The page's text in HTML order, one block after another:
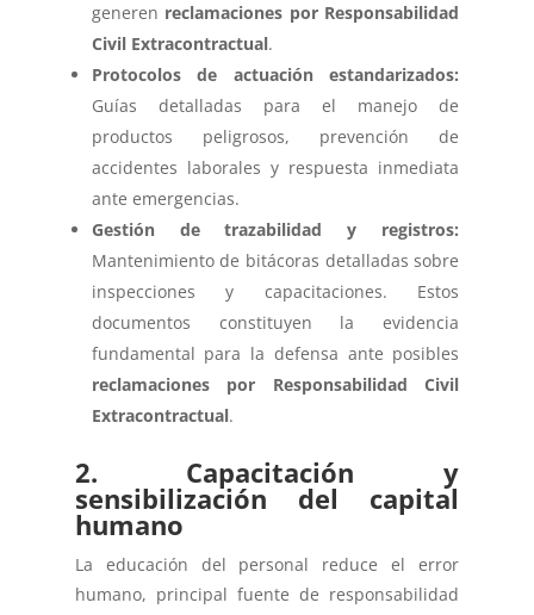
generen reclamaciones por Responsabilidad
Civil Extracontractual.
Protocolos de actuación estandarizados:
Guías detalladas para el manejo de
productos peligrosos, prevención de
accidentes laborales y respuesta inmediata
ante emergencias.
Gestión de trazabilidad y registros:
Mantenimiento de bitácoras detalladas sobre
inspecciones y capacitaciones. Estos
documentos constituyen la evidencia
fundamental para la defensa ante posibles
reclamaciones por Responsabilidad Civil
Extracontractual.
2. Capacitación y
sensibilización del capital
humano
La educación del personal reduce el error
humano, principal fuente de responsabilidad